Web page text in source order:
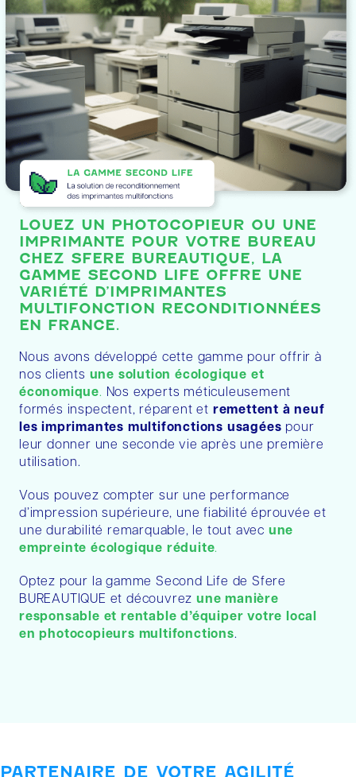
LOUEZ UN PHOTOCOPIEUR OU UNE
IMPRIMANTE POUR VOTRE BUREAU
CHEZ SFERE BUREAUTIQUE, LA
GAMME SECOND LIFE OFFRE UNE
VARIÉTÉ D’IMPRIMANTES
MULTIFONCTION RECONDITIONNÉES
EN FRANCE.
Nous avons développé cette gamme pour offrir à
nos clients une solution écologique et
économique. Nos experts méticuleusement
formés inspectent, réparent et remettent à neuf
les imprimantes multifonctions usagées pour
leur donner une seconde vie après une première
utilisation.
Vous pouvez compter sur une performance
d’impression supérieure, une fiabilité éprouvée et
une durabilité remarquable, le tout avec une
empreinte écologique réduite.
Optez pour la gamme Second Life de Sfere
BUREAUTIQUE et découvrezune manière
responsable et rentable d’équiper votre local
en photocopieurs multifonctions.
PARTENAIRE DE VOTRE AGILITÉ